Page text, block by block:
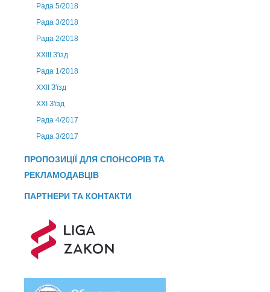
Рада 5/2018
Рада 3/2018
Рада 2/2018
XXIII З'їзд
Рада 1/2018
ХХІІ З'їзд
XXI З'їзд
Рада 4/2017
Рада 3/2017
ПРОПОЗИЦІЇ ДЛЯ СПОНСОРІВ ТА
РЕКЛАМОДАВЦІВ
ПАРТНЕРИ ТА КОНТАКТИ